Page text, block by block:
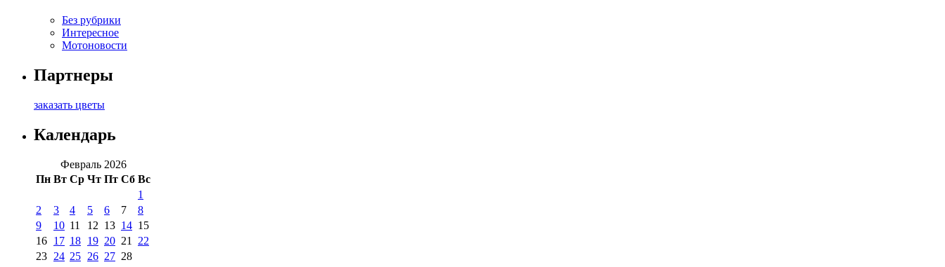
Без рубрики
Интересное
Мотоновости
Партнеры
заказать цветы
Календарь
Февраль 2026
Пн Вт Ср Чт Пт Сб Вс
1
2
3 4 5 6 7
8
9
10 11 12 13 14 15
16 17 18 19 20 21
22
23 24 25 26 27 28